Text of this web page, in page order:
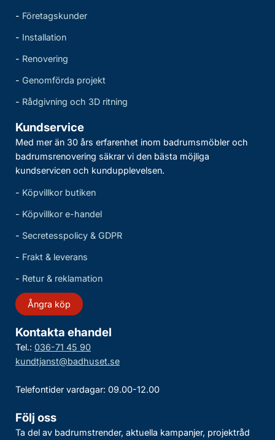
- Företagskunder
- Installation
- Renovering
- Genomförda projekt
- Rådgivning och 3D ritning
Kundservice
Med mer än 30 års erfarenhet inom badrumsmöbler och
badrumsrenovering säkrar vi den bästa möjliga
kundservicen och kundupplevelsen.
- Köpvillkor butiken
- Köpvillkor e-handel
- Secretesspolicy & GDPR
- Frakt & leverans
- Retur & reklamation
Ångra köp
Kontakta ehandel
Tel.: 036-71 45 90
kundtjanst@badhuset.se
Telefontider vardagar: 09.00-12.00
Följ oss
Ta del av badrumstrender, aktuella kampanjer, projektråd